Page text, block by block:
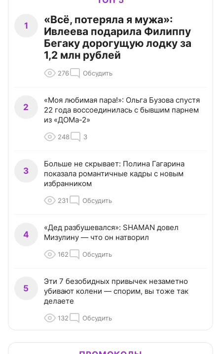
1
«Всё, потеряла я мужа»:
Ивлеева подарила Филиппу
Бегаку дорогущую лодку за
1,2 млн рублей
276 Обсудить
2
«Моя любимая пара!»: Ольга Бузова спустя
22 года воссоединилась с бывшим парнем
из «ДОМа-2»
248 3
3
Больше не скрывает: Полина Гагарина
показала романтичные кадры с новым
избранником
231 Обсудить
4
«Дед разбушевался»: SHAMAN довел
Мизулину — что он натворил
162 Обсудить
5
Эти 7 безобидных привычек незаметно
убивают колени — спорим, вы тоже так
делаете
132 Обсудить